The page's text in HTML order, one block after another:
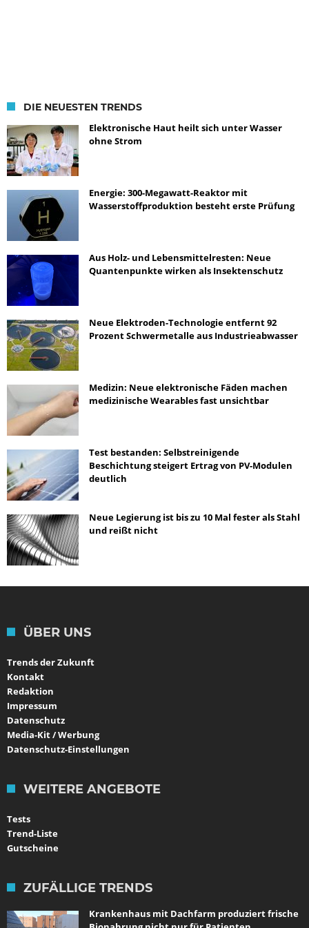
DIE NEUESTEN TRENDS
Elektronische Haut heilt sich unter Wasser
ohne Strom
Energie: 300-Megawatt-Reaktor mit
Wasserstoffproduktion besteht erste Prüfung
Aus Holz- und Lebensmittelresten: Neue
Quantenpunkte wirken als Insektenschutz
Neue Elektroden-Technologie entfernt 92
Prozent Schwermetalle aus Industrieabwasser
Medizin: Neue elektronische Fäden machen
medizinische Wearables fast unsichtbar
Test bestanden: Selbstreinigende
Beschichtung steigert Ertrag von PV-Modulen
deutlich
Neue Legierung ist bis zu 10 Mal fester als Stahl
und reißt nicht
ÜBER UNS
Trends der Zukunft
Kontakt
Redaktion
Impressum
Datenschutz
Media-Kit / Werbung
Datenschutz-Einstellungen
WEITERE ANGEBOTE
Tests
Trend-Liste
Gutscheine
ZUFÄLLIGE TRENDS
Krankenhaus mit Dachfarm produziert frische